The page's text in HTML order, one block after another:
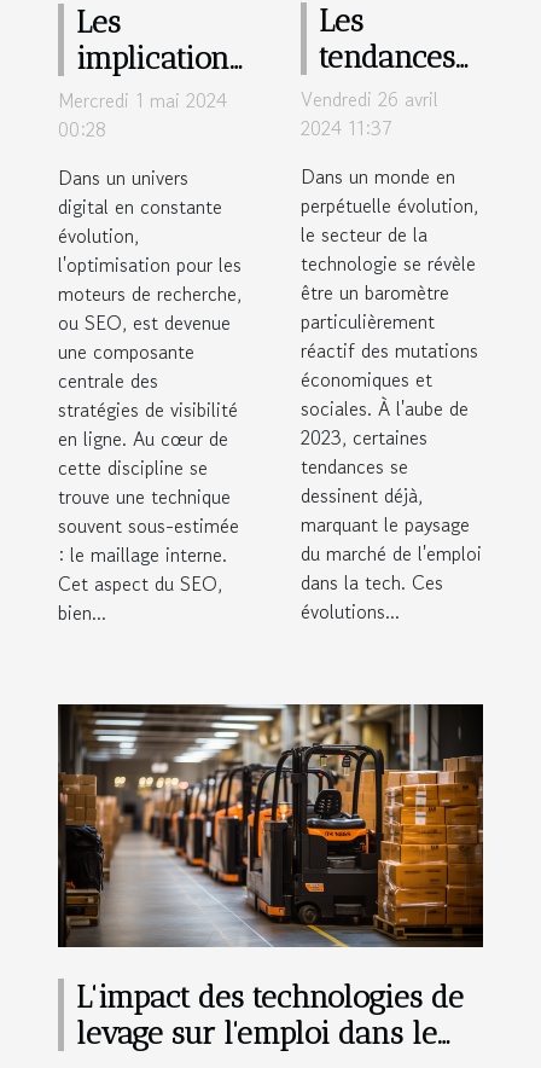
Les
implications
du maillage
interne
pour
l'emploi des
spécialistes
SEO
Mercredi 1 mai 2024
00:28
Dans un univers
digital en constante
évolution,
l'optimisation pour les
moteurs de recherche,
ou SEO, est devenue
une composante
centrale des
stratégies de visibilité
en ligne. Au cœur de
cette discipline se
trouve une technique
souvent sous-estimée
: le maillage interne.
Cet aspect du SEO,
bien...
Les
tendances
du marché
de l'emploi
dans la
tech pour
2023
Vendredi 26 avril
2024 11:37
Dans un monde en
perpétuelle évolution,
le secteur de la
technologie se révèle
être un baromètre
particulièrement
réactif des mutations
économiques et
sociales. À l'aube de
2023, certaines
tendances se
dessinent déjà,
marquant le paysage
du marché de l'emploi
dans la tech. Ces
évolutions...
L'impact des technologies de
levage sur l'emploi dans le